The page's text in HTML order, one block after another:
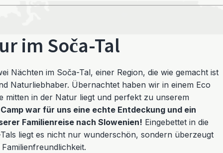
im Soča-Tal
Nächten im Soča-Tal, einer Region, die wie gemacht ist
Naturliebhaber. Übernachtet haben wir in einem Eco
mitten in der Natur liegt und perfekt zu unserem
war für uns eine echte Entdeckung und ein
Familienreise nach Slowenien! Eingebettet in die
liegt es nicht nur wunderschön, sondern überzeugt